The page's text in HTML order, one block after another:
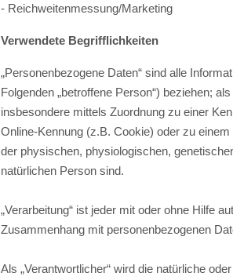
- Reichweitenmessung/Marketing
Verwendete Begrifflichkeiten
„Personenbezogene Daten“ sind alle
Folgenden „betroffene Person“) beziehen;
insbesondere mittels Zuordnung zu einer
Online-Kennung (z.B. Cookie) oder zu
der physischen, physiologischen,
natürlichen Person sind.
„Verarbeitung“ ist jeder mit oder ohne Hilfe
Zusammenhang mit personenbezogenen
Als „Verantwortlicher“ wird die natürliche